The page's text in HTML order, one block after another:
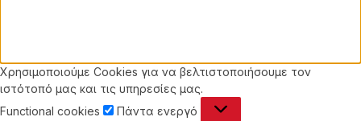
Χρησιμοποιούμε Cookies για να βελτιστοποιήσουμε τον
ιστότοπό μας και τις υπηρεσίες μας.
Functional cookies
Functional
Πάντα ενεργό